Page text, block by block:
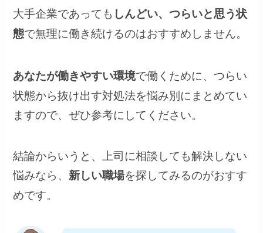
大手企業であっても しんどい、つらいと思う状
態で無理に働き続けるのはおすすめしません。
あなたが働きやすい環境で働くために、つらい
状態から抜け出す対処法を悩み別にまとめてい
ますので、ぜひ参考にしてください。
結論からいうと、上司に相談しても解決しない
悩みなら、 新しい職場を探してみるのがおすす
めです。